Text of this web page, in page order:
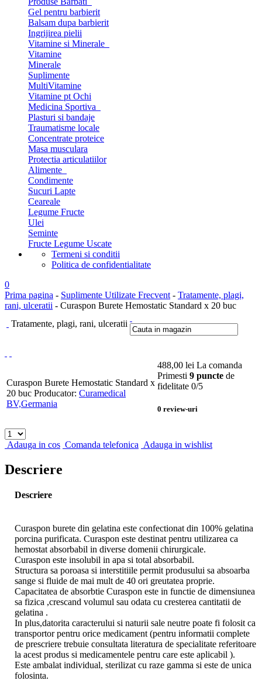
Gel pentru barbierit
Balsam dupa barbierit
Ingrijirea pielii
Vitamine si Minerale
Vitamine
Minerale
Suplimente
MultiVitamine
Vitamine pt Ochi
Medicina Sportiva
Plasturi si bandaje
Traumatisme locale
Concentrate proteice
Masa musculara
Protectia articulatiilor
Alimente
Condimente
Sucuri Lapte
Ceareale
Legume Fructe
Ulei
Seminte
Fructe Legume Uscate
Termeni si conditii
Politica de confidentialitate
0
Prima pagina - Suplimente Utilizate Frecvent - Tratamente, plagi,
rani, ulceratii - Curaspon Burete Hemostatic Standard x 20 buc
Tratamente, plagi, rani, ulceratii
Curaspon Burete Hemostatic Standard x
20 buc Producator: Curamedical
BV,Germania
488,00 lei La comanda
Primesti 9 puncte de
fidelitate 0/5
0 review-uri
Adauga in cos Comanda telefonica Adauga in wishlist
Descriere
Descriere
Curaspon burete din gelatina este confectionat din 100% gelatina
porcina purificata. Curaspon este destinat pentru utilizarea ca
hemostat absorbabil in diverse domenii chirurgicale.
Curaspon este insolubil in apa si total absorbabil.
Structura sa poroasa si interstitiile permit produsului sa absoarba
sange si fluide de mai mult de 40 ori greutatea proprie.
Capacitatea de absorbtie Curaspon este in functie de dimensiunea
sa fizica ,crescand volumul sau odata cu cresterea cantitatii de
gelatina .
In plus,datorita caracterului si naturii sale neutre poate fi folosit ca
transportor pentru orice medicament (pentru informatii complete
de prescriere trebuie consultata literatura de specialitate referitoare
la acest produs si medicamentele pentru care este aplicabil ).
Este ambalat individual, sterilizat cu raze gamma si este de unica
folosinta.